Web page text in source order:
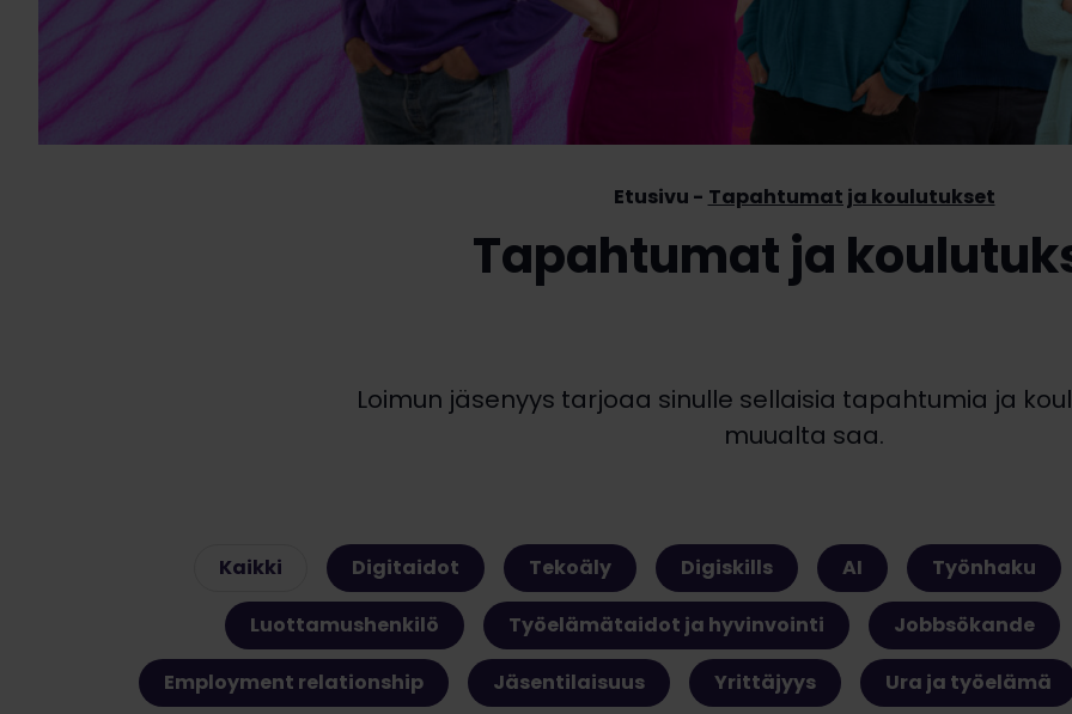
Tapahtumat ja
Etusivu Tapahtumat ja koulutukset
Loimun jäsenyys tarjoaa sinulle sellaisia tapahtumia ja
muualta saa.
Kaikki Digitaidot Tekoäly Digiskills AI Työnhaku
Luottamushenkilö Työelämätaidot ja hyvinvointi Jobbsökande
Employment relationship Jäsentilaisuus Yrittäjyys Ura ja työelämä